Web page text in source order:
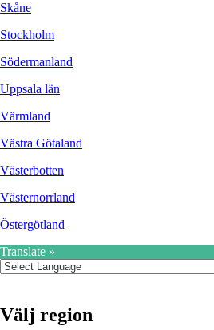
Skåne
Stockholm
Södermanland
Uppsala län
Värmland
Västra Götaland
Västerbotten
Västernorrland
Östergötland
Translate »
Välj region